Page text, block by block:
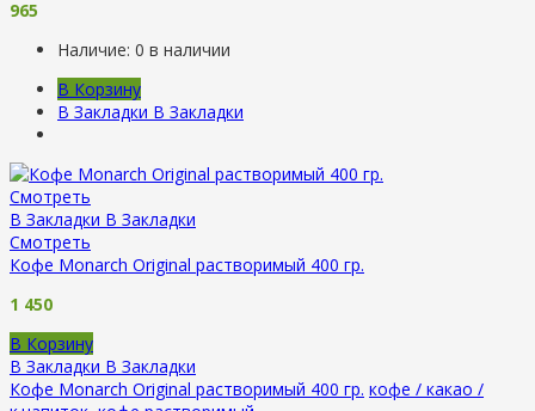
965
Наличие: 0 в наличии
В Корзину
В Закладки В Закладки
Смотреть
В Закладки В Закладки
Смотреть
Кофе Monarch Original растворимый 400 гр.
1 450
В Корзину
В Закладки В Закладки
Кофе Monarch Original растворимый 400 гр. кофе / какао /